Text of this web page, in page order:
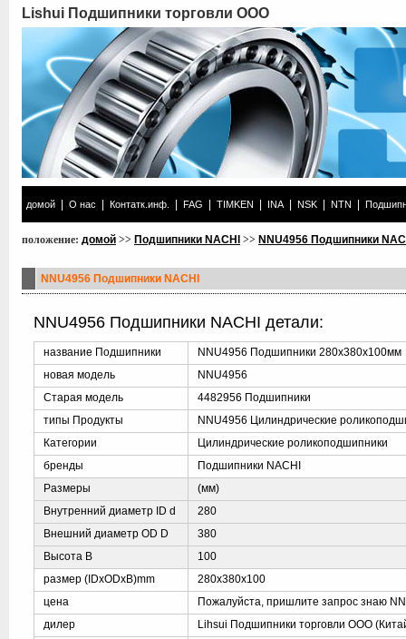
Lishui Подшипники торговли ООО
домой О нас Контатк.инф. FAG TIMKEN INA NSK NTN
положение: домой >> Подшипники NACHI >> NNU4956 Подшипники
NNU4956 Подшипники NACHI
NNU4956 Подшипники NACHI детали:
название Подшипники
NNU4956 Подшипники 280x380x100мм
новая модель
NNU4956
Старая модель
4482956 Подшипники
типы Продукты
NNU4956 Цилиндрические
Категории
Цилиндрические роликоподшипники
бренды
Подшипники NACHI
Размеры
(мм)
Внутренний диаметр ID d
280
Внешний диаметр OD D
380
Высота B
100
размер (IDxODxB)mm
280x380x100
цена
Пожалуйста, пришлите запрос знаю
дилер
Lihsui Подшипники торговли ООО